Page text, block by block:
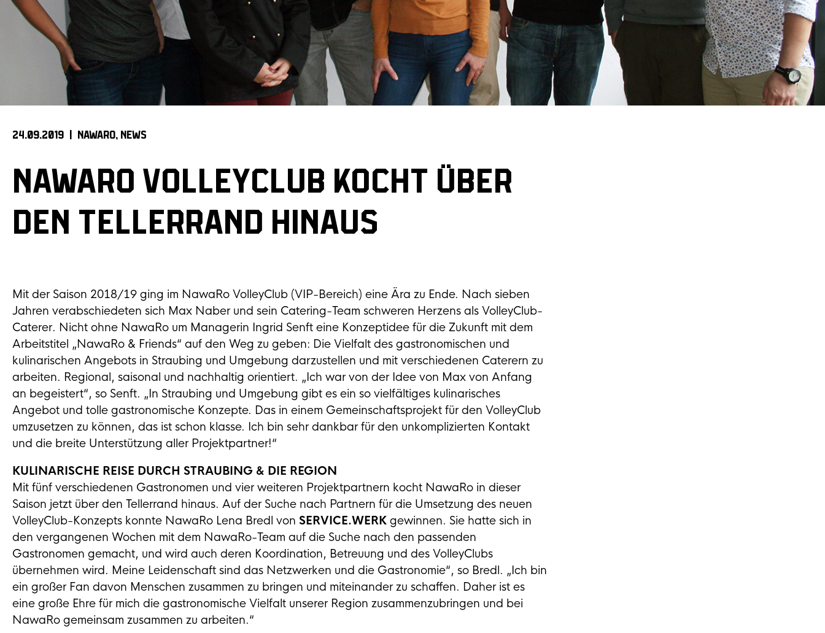
24.09.2019 | NAWARO NEWS
NAWARO VOLLEYCLUB KOCHT ÜBER
DEN TELLERRAND HINAUS
Mit der Saison 2018/19 ging im NawaRo VolleyClub (VIP-Bereich) eine Ära zu Ende. Nach sieben
Jahren verabschiedeten sich Max Naber und sein Catering-Team schweren Herzens als VolleyClub-
Caterer. Nicht ohne NawaRo um Managerin Ingrid Senft eine Konzeptidee für die Zukunft mit dem
Arbeitstitel „NawaRo & Friends“ auf den Weg zu geben: Die Vielfalt des gastronomischen und
kulinarischen Angebots in Straubing und Umgebung darzustellen und mit verschiedenen Caterern zu
arbeiten. Regional, saisonal und nachhaltig orientiert. „Ich war von der Idee von Max von Anfang
an begeistert“, so Senft. „In Straubing und Umgebung gibt es ein so vielfältiges kulinarisches
Angebot und tolle gastronomische Konzepte. Das in einem Gemeinschaftsprojekt für den VolleyClub
umzusetzen zu können, das ist schon klasse. Ich bin sehr dankbar für den unkomplizierten Kontakt
und die breite Unterstützung aller Projektpartner!“
KULINARISCHE REISE DURCH STRAUBING & DIE REGION
Mit fünf verschiedenen Gastronomen und vier weiteren Projektpartnern kocht NawaRo in dieser
Saison jetzt über den Tellerrand hinaus. Auf der Suche nach Partnern für die Umsetzung des neuen
VolleyClub-Konzepts konnte NawaRo Lena Bredl von SERVICE.WERK gewinnen. Sie hatte sich in
den vergangenen Wochen mit dem NawaRo-Team auf die Suche nach den passenden
Gastronomen gemacht, und wird auch deren Koordination, Betreuung und des VolleyClubs
übernehmen wird. Meine Leidenschaft sind das Netzwerken und die Gastronomie“, so Bredl. „Ich bin
ein großer Fan davon Menschen zusammen zu bringen und miteinander zu schaffen. Daher ist es
eine große Ehre für mich die gastronomische Vielfalt unserer Region zusammenzubringen und bei
NawaRo gemeinsam zusammen zu arbeiten.“